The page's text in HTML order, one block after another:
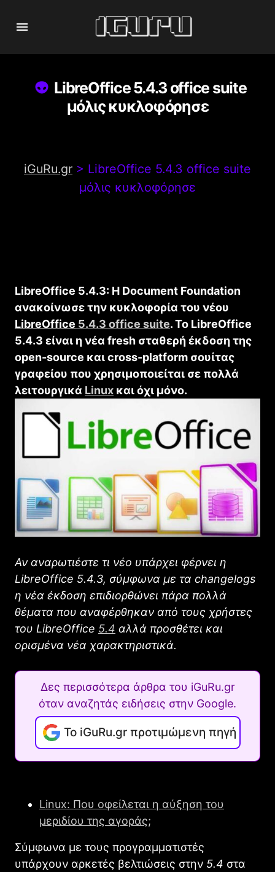
LibreOffice 5.4.3 office suite
μόλις κυκλοφόρησε
iGuRu.gr > LibreOffice 5.4.3 office suite
μόλις κυκλοφόρησε
LibreOffice 5.4.3: Η Document Foundation
ανακοίνωσε την κυκλοφορία του νέου
LibreOffice 5.4.3 office suite. Το LibreΟffice
5.4.3 είναι η νέα fresh σταθερή έκδοση της
open-source και cross-platform σουίτας
γραφείου που χρησιμοποιείται σε πολλά
λειτουργικά Linux και όχι μόνο.
Αν αναρωτιέστε τι νέο υπάρχει φέρνει η
LibreΟffice 5.4.3, σύμφωνα με τα changelogs
η νέα έκδοση επιδιορθώνει πάρα πολλά
θέματα που αναφέρθηκαν από τους χρήστες
του LibreOffice 5.4 αλλά προσθέτει και
ορισμένα νέα χαρακτηριστικά.
Δες περισσότερα άρθρα του iGuRu.gr
όταν αναζητάς ειδήσεις στην Google.
Το iGuRu.gr προτιμώμενη πηγή
Linux: Που οφείλεται η αύξηση του
μεριδίου της αγοράς;
Σύμφωνα με τους προγραμματιστές
υπάρχουν αρκετές βελτιώσεις στην 5.4 στα